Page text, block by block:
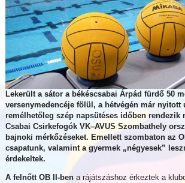
Lekerült a sátor a békéscsabai Árpád fürdő 50
versenymedencéje fölül, a hétvégén már nyitott
remélhetőleg szép napsütéses időben rendezik
Csabai Csirkefogók VK–AVUS Szombathely
bajnoki mérkőzéseket. Emellett szombaton az
csapatunk, valamint a gyermek „négyesek”
érdekeltek.
A felnőtt OB II-bena rájátszáshoz érkeztek a